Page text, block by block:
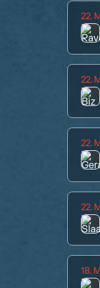
22.
22.
22.
22.
18.